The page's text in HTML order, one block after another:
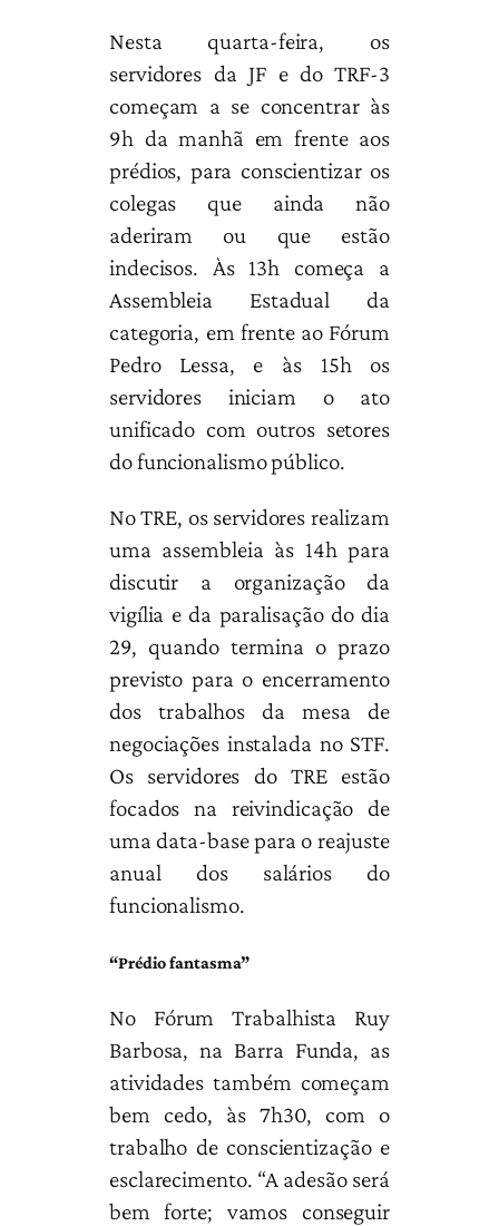
Nesta quarta-feira, os
servidores da JF e do TRF-3
começam a se concentrar às
9h da manhã em frente aos
prédios, para conscientizar os
colegas que ainda não
aderiram ou que estão
indecisos. Às 13h começa a
Assembleia Estadual da
categoria, em frente ao Fórum
Pedro Lessa, e às 15h os
servidores iniciam o ato
unificado com outros setores
do funcionalismo público.
No TRE, os servidores realizam
uma assembleia às 14h para
discutir a organização da
vigília e da paralisação do dia
29, quando termina o prazo
previsto para o encerramento
dos trabalhos da mesa de
negociações instalada no STF.
Os servidores do TRE estão
focados na reivindicação de
uma data-base para o reajuste
anual dos salários do
funcionalismo.
“Prédio fantasma”
No Fórum Trabalhista Ruy
Barbosa, na Barra Funda, as
atividades também começam
bem cedo, às 7h30, com o
trabalho de conscientização e
esclarecimento. “A adesão será
bem forte; vamos conseguir